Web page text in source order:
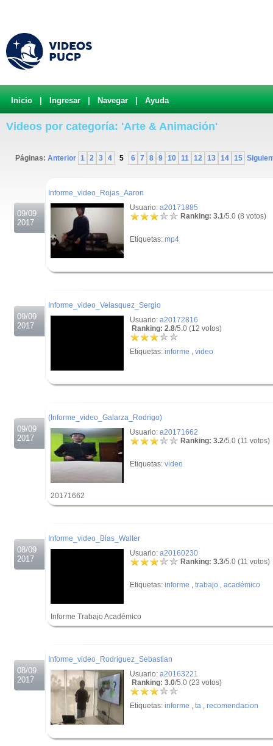
Inicio Ingresar Navegar Ayuda
Videos por categoría: 'Arte & Animación'
Páginas: Anterior 1 2 3 4 5 6 7 8 9 10 11 12 13 14 15
09/09
2017
Informe_video_Rojas_Aaron
Usuario: a20171885
Ranking: 3.1/5.0 (8 votos)
Etiquetas: mp4
09/09
2017
Informe_video_Velasquez_Sergio
Usuario: a20172816
Ranking: 2.8/5.0 (12 votos)
Etiquetas: informe , video
09/09
2017
(Informe_video_Galarza_Rodrigo)
Usuario: a20171662
Ranking: 3.2/5.0 (11 votos)
Etiquetas: video
20171662
08/09
2017
Informe_video_Blas_Walter
Usuario: a20160230
Ranking: 3.3/5.0 (11 votos)
Etiquetas: informe , trabajo , académico
Informe Trabajo Académico
08/09
2017
Informe_video_Rodriguez_Sebastian
Usuario: a20163221
Ranking: 3.0/5.0 (23 votos)
Etiquetas: informe , ta , recomendacion